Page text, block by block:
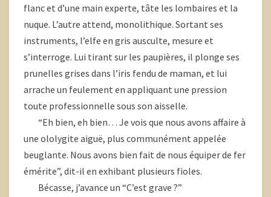
flanc et d’une main experte, tâte les lombaires et la
nuque. L’autre attend, monolithique. Sortant ses
instruments, l’elfe en gris ausculte, mesure et
s’interroge. Lui tirant sur les paupières, il plonge ses
prunelles grises dans l’iris fendu de maman, et lui
arrache un feulement en appliquant une pression
toute professionnelle sous son aisselle.
“Eh bien, eh bien… Je vois que nous avons affaire à
une ololygite aiguë, plus communément appelée
beuglante. Nous avons bien fait de nous équiper de fer
émérite”, dit-il en exhibant plusieurs fioles.
Bécasse, j’avance un “C’est grave ?”